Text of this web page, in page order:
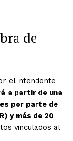
de
el intendente
a partir de una
por parte de
y más de 20
vinculados al